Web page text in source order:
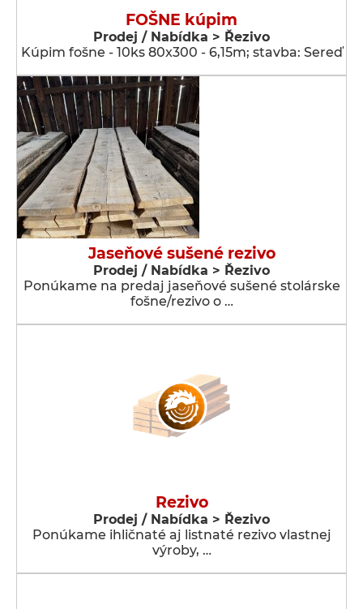
FOŠNE kúpim
Prodej / Nabídka > Řezivo
Kúpim fošne - 10ks 80x300 - 6,15m; stavba: Sereď
Jaseňové sušené rezivo
Prodej / Nabídka > Řezivo
Ponúkame na predaj jaseňové sušené stolárske
fošne/rezivo o …
Rezivo
Prodej / Nabídka > Řezivo
Ponúkame ihličnaté aj listnaté rezivo vlastnej
výroby, …